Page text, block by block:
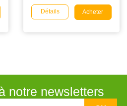
Détails Acheter
notre newsletters